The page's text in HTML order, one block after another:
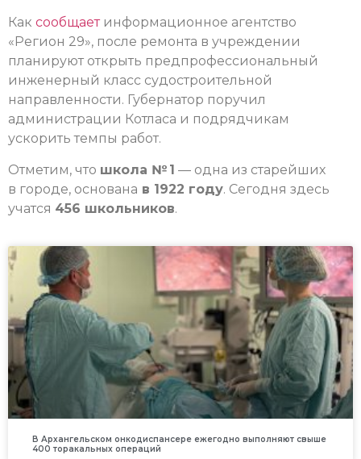
Как сообщаетинформационное агентство
«Регион 29», после ремонта в учреждении
планируют открыть предпрофессиональный
инженерный класс судостроительной
направленности. Губернатор поручил
администрации Котласа и подрядчикам
ускорить темпы работ.
Отметим, что школа № 1 — одна из старейших
в городе, основана в 1922 году. Сегодня здесь
учатся 456 школьников.
В Архангельском онкодиспансере ежегодно выполняют свыше
400 торакальных операций